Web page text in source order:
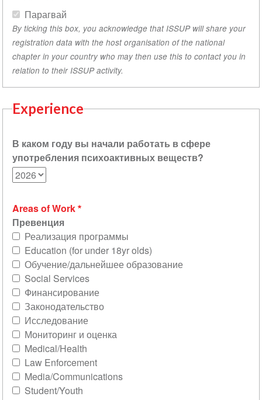
Парагвай
By ticking this box, you acknowledge that ISSUP will share your
registration data with the host organisation of the national
chapter in your country who may then use this to contact you in
relation to their ISSUP activity.
Experience
В каком году вы начали работать в сфере
употребления психоактивных веществ?
Areas of Work
Превенция
Реализация программы
Education (for under 18yr olds)
Обучение/дальнейшее образование
Social Services
Финансирование
Законодательство
Исследование
Мониторинг и оценка
Medical/Health
Law Enforcement
Media/Communications
Student/Youth